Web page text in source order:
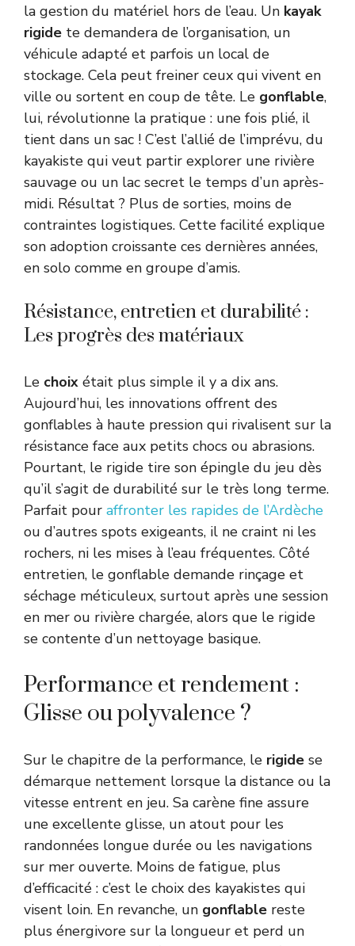
la gestion du matériel hors de l’eau. Un kayak
rigide te demandera de l’organisation, un
véhicule adapté et parfois un local de
stockage. Cela peut freiner ceux qui vivent en
ville ou sortent en coup de tête. Le gonflable,
lui, révolutionne la pratique : une fois plié, il
tient dans un sac ! C’est l’allié de l’imprévu, du
kayakiste qui veut partir explorer une rivière
sauvage ou un lac secret le temps d’un après-
midi. Résultat ? Plus de sorties, moins de
contraintes logistiques. Cette facilité explique
son adoption croissante ces dernières années,
en solo comme en groupe d’amis.
Résistance, entretien et durabilité :
Les progrès des matériaux
Le choix était plus simple il y a dix ans.
Aujourd’hui, les innovations offrent des
gonflables à haute pression qui rivalisent sur la
résistance face aux petits chocs ou abrasions.
Pourtant, le rigide tire son épingle du jeu dès
qu’il s’agit de durabilité sur le très long terme.
Parfait pour affronter les rapides de l’Ardèche
ou d’autres spots exigeants, il ne craint ni les
rochers, ni les mises à l’eau fréquentes. Côté
entretien, le gonflable demande rinçage et
séchage méticuleux, surtout après une session
en mer ou rivière chargée, alors que le rigide
se contente d’un nettoyage basique.
Performance et rendement :
Glisse ou polyvalence ?
Sur le chapitre de la performance, le rigide se
démarque nettement lorsque la distance ou la
vitesse entrent en jeu. Sa carène fine assure
une excellente glisse, un atout pour les
randonnées longue durée ou les navigations
sur mer ouverte. Moins de fatigue, plus
d’efficacité : c’est le choix des kayakistes qui
visent loin. En revanche, un gonflable reste
plus énergivore sur la longueur et perd un